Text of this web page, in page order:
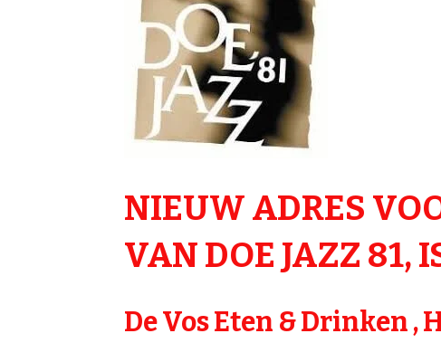
NIEUW ADRES
VAN DOE JAZZ 81,
De Vos Eten & Drinken ,